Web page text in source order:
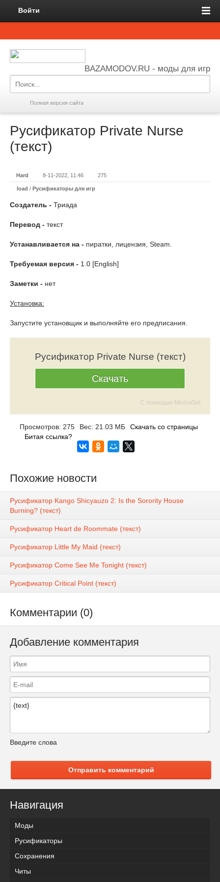
Войти
BAZAMODOV.RU - моды для игр
Полная версия сайта
Русификатор Private Nurse
(текст)
Hard 8-11-2022, 11:46 275
load / Русификаторы для игр
Создатель - Триада
Перевод - текст
Устанавливается на - пиратки, лицензия, Steam.
Требуемая версия - 1.0 [English]
Заметки - нет
Установка:
Запустите установщик и выполняйте его предписания.
Русификатор Private Nurse (текст)
Скачать
С помощью MediaGet
Просмотров: 275 Вес: 21.03 МБ
Скачать со страницы
Битая ссылка?
Похожие новости
Русификатор Kango Shicyauzo 2: Is the Sorority House
Burning? (текст)
Русификатор Heart de Roommate (текст)
Русификатор Little My Maid (текст)
Русификатор Come See Me Tonight (текст)
Русификатор Critical Point (текст)
Комментарии (0)
Добавление комментария
Введите слова
Отправить комментарий
Навигация
Моды
Русификаторы
Сохранения
Читы